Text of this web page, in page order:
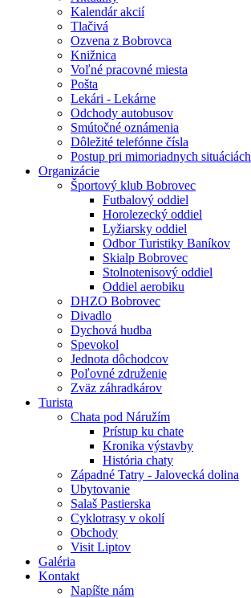
Kalendár akcií
Tlačivá
Ozvena z Bobrovca
Knižnica
Voľné pracovné miesta
Pošta
Lekári - Lekárne
Odchody autobusov
Smútočné oznámenia
Dôležité telefónne čísla
Postup pri mimoriadnych situáciách
Organizácie
Športový klub Bobrovec
Futbalový oddiel
Horolezecký oddiel
Lyžiarsky oddiel
Odbor Turistiky Baníkov
Skialp Bobrovec
Stolnotenisový oddiel
Oddiel aerobiku
DHZO Bobrovec
Divadlo
Dychová hudba
Spevokol
Jednota dôchodcov
Poľovné združenie
Zväz záhradkárov
Turista
Chata pod Náružím
Prístup ku chate
Kronika výstavby
História chaty
Západné Tatry - Jalovecká dolina
Ubytovanie
Salaš Pastierska
Cyklotrasy v okolí
Obchody
Visit Liptov
Galéria
Kontakt
Napíšte nám